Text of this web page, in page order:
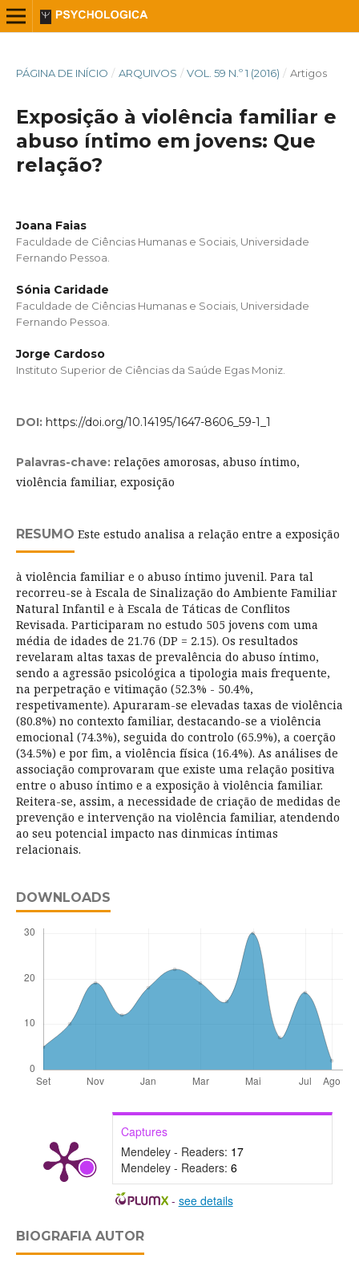
PÁGINA DE INÍCIO / ARQUIVOS / VOL. 59 N.º 1 (2016) / Artigos
Exposição à violência familiar e
abuso íntimo em jovens: Que
relação?
Joana Faias
Faculdade de Ciências Humanas e Sociais, Universidade
Fernando Pessoa.
Sónia Caridade
Faculdade de Ciências Humanas e Sociais, Universidade
Fernando Pessoa.
Jorge Cardoso
Instituto Superior de Ciências da Saúde Egas Moniz.
DOI: https://doi.org/10.14195/1647-8606_59-1_1
Palavras-chave: relações amorosas, abuso íntimo,
violência familiar, exposição
RESUMO Este estudo analisa a relação entre a exposição
à violência familiar e o abuso íntimo juvenil. Para tal
recorreu-se à Escala de Sinalização do Ambiente Familiar
Natural Infantil e à Escala de Táticas de Conflitos
Revisada. Participaram no estudo 505 jovens com uma
média de idades de 21.76 (DP = 2.15). Os resultados
revelaram altas taxas de prevalência do abuso íntimo,
sendo a agressão psicológica a tipologia mais frequente,
na perpetração e vitimação (52.3% - 50.4%,
respetivamente). Apuraram-se elevadas taxas de violência
(80.8%) no contexto familiar, destacando-se a violência
emocional (74.3%), seguida do controlo (65.9%), a coerção
(34.5%) e por fim, a violência física (16.4%). As análises de
associação comprovaram que existe uma relação positiva
entre o abuso íntimo e a exposição à violência familiar.
Reitera-se, assim, a necessidade de criação de medidas de
prevenção e intervenção na violência familiar, atendendo
ao seu potencial impacto nas dinmicas íntimas
relacionais.
DOWNLOADS
Captures
Mendeley - Readers: 17
Mendeley - Readers: 6
- see details
BIOGRAFIA AUTOR